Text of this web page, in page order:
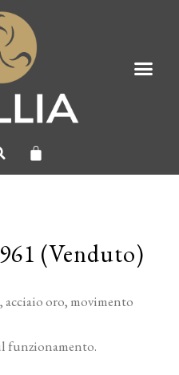
(Venduto)
acciaio oro, movimento
funzionamento.